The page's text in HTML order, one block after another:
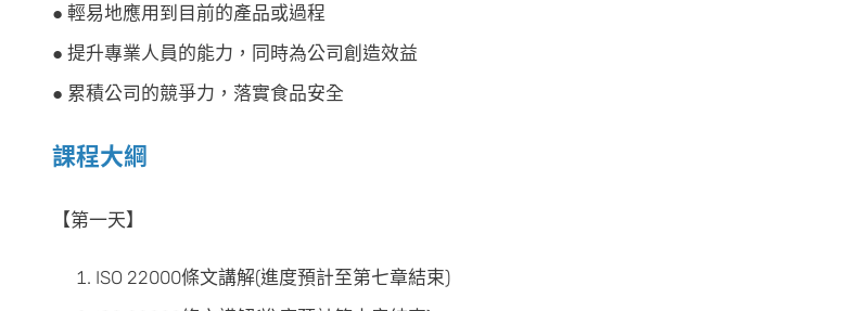
● 輕易地應用到目前的產品或過程
● 提升專業人員的能力，同時為公司創造效益
● 累積公司的競爭力，落實食品安全
課程大綱
【第一天】
ISO 22000條文講解(進度預計至第七章結束)